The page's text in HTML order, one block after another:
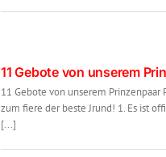
11 Gebote von unserem
11 Gebote von unserem Prinzenpaar
zum fiere der beste Jrund! 1. Es ist
[...]